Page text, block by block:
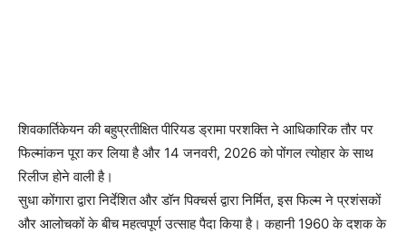
शिवकार्तिकेयन की बहुप्रतीक्षित पीरियड ड्रामा परशक्ति ने आधिकारिक तौर पर
फिल्मांकन पूरा कर लिया है और 14 जनवरी, 2026 को पोंगल त्योहार के साथ
रिलीज होने वाली है।
सुधा कोंगारा द्वारा निर्देशित और डॉन पिक्चर्स द्वारा निर्मित, इस फिल्म ने प्रशंसकों
और आलोचकों के बीच महत्वपूर्ण उत्साह पैदा किया है। कहानी 1960 के दशक के